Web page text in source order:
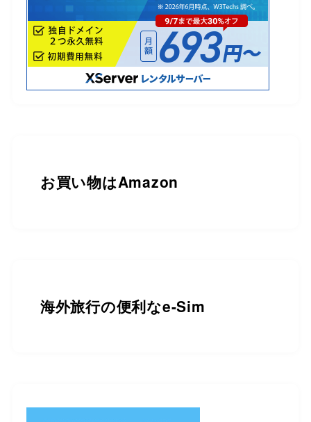
お買い物はAmazon
海外旅行の便利なe-Sim